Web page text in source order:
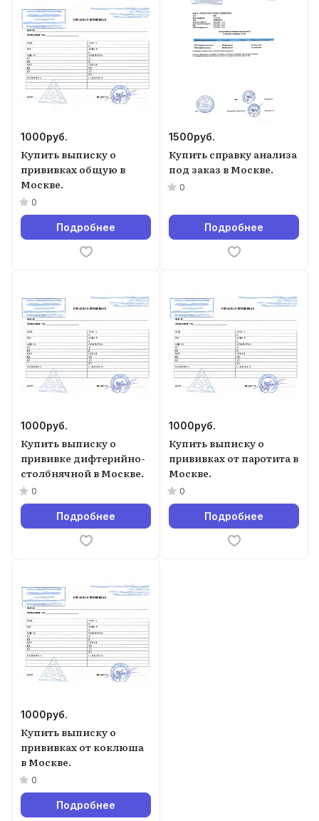
1000руб.
Купить выписку о
прививках общую в
Москве.
0
Подробнее
1500руб.
Купить справку анализа
под заказ в Москве.
0
Подробнее
1000руб.
Купить выписку о
прививке дифтерийно-
столбнячной в Москве.
0
Подробнее
1000руб.
Купить выписку о
прививках от паротита в
Москве.
0
Подробнее
1000руб.
Купить выписку о
прививках от коклюша
в Москве.
0
Подробнее